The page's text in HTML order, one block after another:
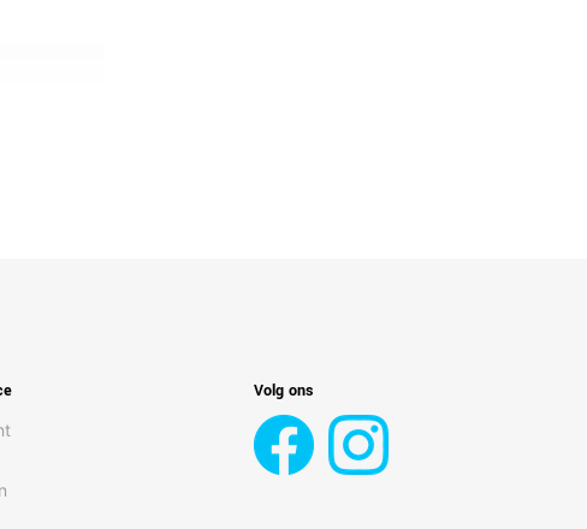
Volg ons